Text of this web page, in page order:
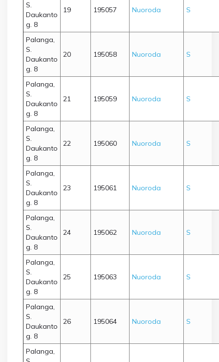
S.
Daukanto
g. 8
19 195057 Nuoroda S
Palanga,
S.
Daukanto
g. 8
20 195058 Nuoroda S
Palanga,
S.
Daukanto
g. 8
21 195059 Nuoroda S
Palanga,
S.
Daukanto
g. 8
22 195060 Nuoroda S
Palanga,
S.
Daukanto
g. 8
23 195061 Nuoroda S
Palanga,
S.
Daukanto
g. 8
24 195062 Nuoroda S
Palanga,
S.
Daukanto
g. 8
25 195063 Nuoroda S
Palanga,
S.
Daukanto
g. 8
26 195064 Nuoroda S
Palanga,